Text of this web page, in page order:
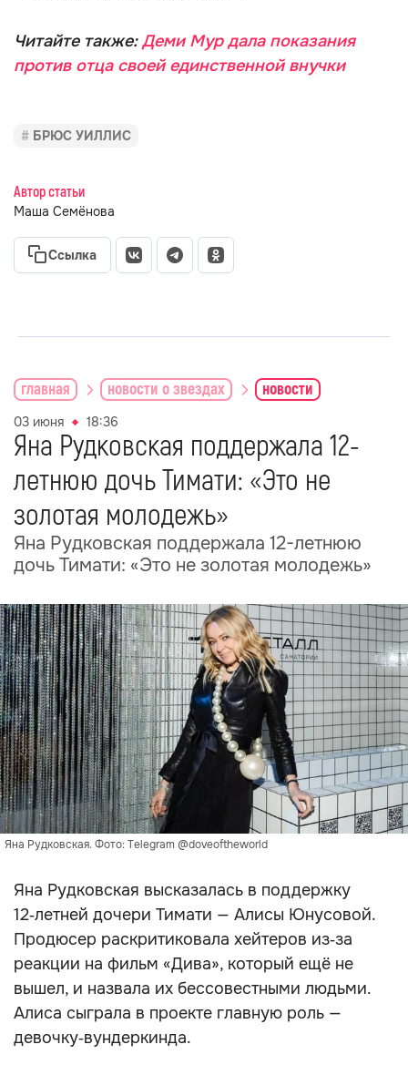
Читайте также:Деми Мур дала показания
против отца своей единственной внучки
БРЮС УИЛЛИС
Автор статьи
Маша Семёнова
Ссылка
главная новости о звездах новости
03 июня 18:36
Яна Рудковская поддержала 12-
летнюю дочь Тимати: «Это не
золотая молодежь»
Яна Рудковская поддержала 12-летнюю
дочь Тимати: «Это не золотая молодежь»
Яна Рудковская. Фото: Telegram @doveoftheworld
Яна Рудковская высказалась в поддержку
12‑летней дочери Тимати — Алисы Юнусовой.
Продюсер раскритиковала хейтеров из‑за
реакции на фильм «Дива», который ещё не
вышел, и назвала их бессовестными людьми.
Алиса сыграла в проекте главную роль —
девочку‑вундеркинда.